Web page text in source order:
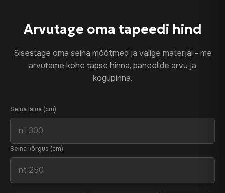
Arvutage oma tapeedi hind
Sisestage oma seina mõõtmed ja valige materjal - me
arvutame kohe täpse hinna, paneelide arvu ja
kogupinna.
Seina laius (cm)
Seina kõrgus (cm)